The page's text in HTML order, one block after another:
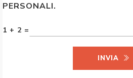
PERSONALI.
1 + 2 =
INVIA